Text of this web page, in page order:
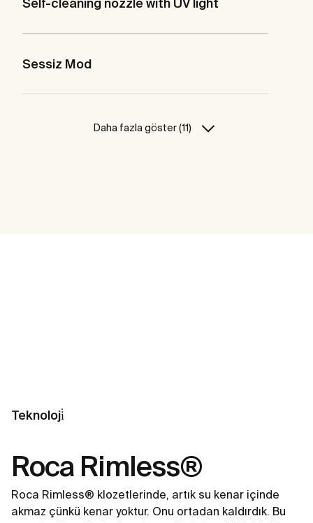
Self-cleaning nozzle with UV light
Sessiz Mod
Daha fazla göster (11)
Teknoloji̇
Roca Rimless®
Roca Rimless® klozetlerinde, artık su kenar içinde
akmaz çünkü kenar yoktur. Onu ortadan kaldırdık. Bu